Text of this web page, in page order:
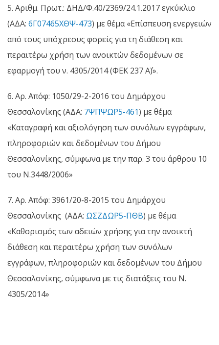
5. Αριθμ. Πρωτ.: ΔΗΔ/Φ.40/2369/24.1.2017 εγκύκλιο
(ΑΔΑ: 6Γ07465ΧΘΨ-473) με θέμα «Επίσπευση ενεργειών
από τους υπόχρεους φορείς για τη διάθεση και
περαιτέρω χρήση των ανοικτών δεδομένων σε
εφαρμογή του ν. 4305/2014 (ΦΕΚ 237 Α΄)».
6. Αρ. Απόφ: 1050/29-2-2016 του Δημάρχου
Θεσσαλονίκης (ΑΔΑ: 7ΨΠΨΩΡ5-461) με θέμα
«Καταγραφή και αξιολόγηση των συνόλων εγγράφων,
πληροφοριών και δεδομένων του Δήμου
Θεσσαλονίκης, σύμφωνα με την παρ. 3 του άρθρου 10
του Ν.3448/2006»
7. Αρ. Απόφ: 3961/20-8-2015 του Δημάρχου
Θεσσαλονίκης (ΑΔΑ: ΩΣΖΔΩΡ5-ΠΘΒ) με θέμα
«Καθορισμός των αδειών χρήσης για την ανοικτή
διάθεση και περαιτέρω χρήση των συνόλων
εγγράφων, πληροφοριών και δεδομένων του Δήμου
Θεσσαλονίκης, σύμφωνα με τις διατάξεις του Ν.
4305/2014»